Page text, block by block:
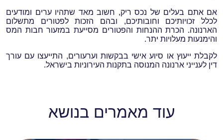
אם אתם בעלים של נכס ריק, חשוב מאד שתהיו ערים ומודעים
לכלל זכויותיכם וחובותיכם, ובהם הזכות לפטורים מתשלום
הארנונה. הכרת ההנחות והפטורים מסייעת במזעור חבות המס
והימנעות מעלויות יתר.
לקבלת ייעוץ או סיוע אישי בבקשות וערעורים, התייעצו עם עורך
דין לענייני ארנונה המנוסה בתקנות העירוניות בישראל.
עוד מאמרים בנושא